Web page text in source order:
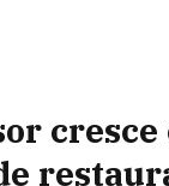
cresce